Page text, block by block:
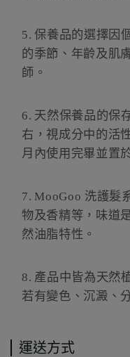
5. 保養品的選擇因
的季節、年齡及肌
師。
6. 天然保養品的保
右，視成分中的活
月內使用完畢並置
7. MooGoo 洗護髮
物及香精等，味道
然油脂特性。
8. 產品中皆為天然
若有變色、沉澱、
運送方式